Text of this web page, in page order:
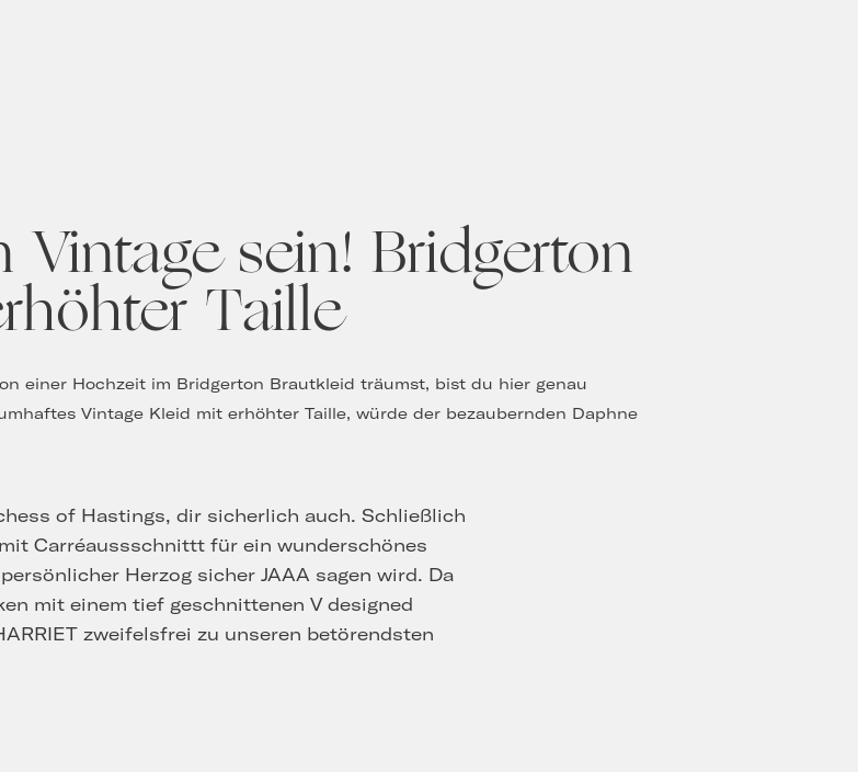
Vintage sein! Bridgerton
Taille
einer Hochzeit im Bridgerton Brautkleid träumst, bist du hier genau
Vintage Kleid mit erhöhter Taille, würde der bezaubernden Daphne
of Hastings, dir sicherlich auch. Schließlich
Carréaussschnittt für ein wunderschönes
Herzog sicher JAAA sagen wird. Da
mit einem tief geschnittenen V designed
zweifelsfrei zu unseren betörendsten